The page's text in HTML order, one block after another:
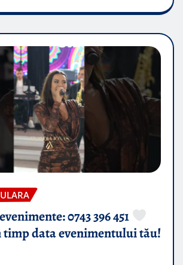
0743 396 451
timp data evenimentului tău!